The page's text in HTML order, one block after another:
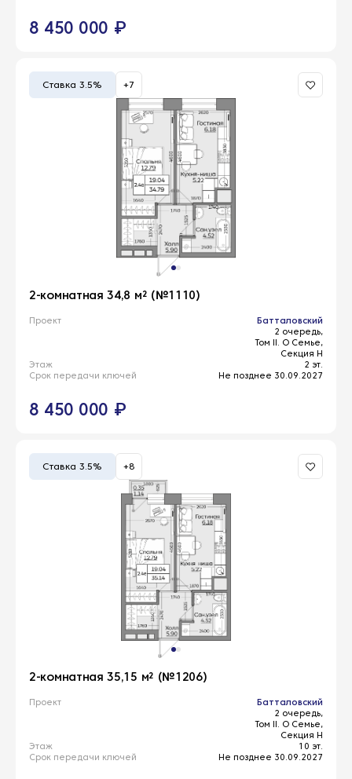
8 450 000 ₽
Ставка 3.5% +7
2-комнатная 34,8 м² (№1110)
Проект
Батталовский
2 очередь,
Том II. О Семье,
Секция Н
Этаж
2 эт.
Срок передачи ключей
Не позднее 30.09.2027
8 450 000 ₽
Ставка 3.5% +8
2-комнатная 35,15 м² (№1206)
Проект
Батталовский
2 очередь,
Том II. О Семье,
Секция Н
Этаж
10 эт.
Срок передачи ключей
Не позднее 30.09.2027